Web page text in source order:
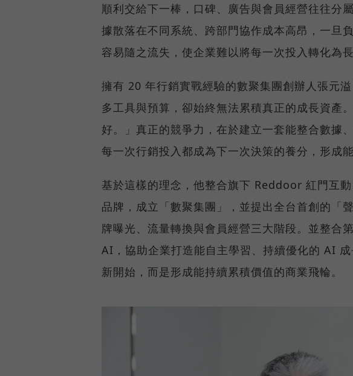
順利交給下一棒，口碑、廣告與會員經營往往分
據散落在不同系統、跨部門協作成本高昂，一旦
容易隨之流失，使企業難以將每一次投入轉化為長
擁有 20 年行銷實戰經驗的數聚集團創辦人張元
多工具與預算，卻始終無法累積真正的成長資產
好。」真正的競爭力，在於建立一套能整合數據
每一次行銷投入都成為下一次決策的養分，形成
基於這樣的理念，他整合旗下 Reddoor 紅門互
品牌，成立「數聚集團」，並提出全台首創的「
牌曝光、流量轉換與會員經營三大階段。並整合
AI，協助企業打造能自主學習、持續優化的 AI
新開始，而是形成能持續累積價值的商業飛輪。